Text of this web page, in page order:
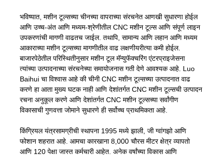
भविष्यात, मशीन टूल्सच्या चीनच्या वापराच्या संरचनेत आणखी सुधारणा होईल
आणि उच्च-अंत आणि मध्यम-श्रेणीतील CNC मशीन टूल्स आणि संपूर्ण लाइन
उपकरणांची मागणी वाढतच जाईल. तथापि, सामान्य आणि लहान आणि मध्यम
आकाराच्या मशीन टूल्सच्या मागणीतील वाढ लक्षणीयरीत्या कमी होईल.
बाजारपेठेतील परिस्थितीनुसार मशीन टूल मॅन्युफॅक्चरिंग एंटरप्राइजेसना
त्यांच्या उत्पादनाच्या संरचनेच्या समायोजनास गती देणे आवश्यक आहे. Luo
Baihui चा विश्वास आहे की चीनी CNC मशीन टूल्सच्या उत्पादनात वाढ
करणे हा आता मुख्य घटक नाही आणि देशांतर्गत CNC मशीन टूल्सची उत्पादन
रचना अनुकूल करणे आणि देशांतर्गत CNC मशीन टूल्सच्या सर्वांगीण
विकासाची गुणवत्ता जोमाने सुधारणे ही सर्वोच्च प्राथमिकता आहे.
किंग्रियल यंत्रसामग्रीची स्थापना 1995 मध्ये झाली, जी ग्वांगझो आणि
फोशान शहरात आहे. आमचा कारखाना 8,000 चौरस मीटर क्षेत्र व्यापतो
आणि 120 पेक्षा जास्त कर्मचारी आहेत. अनेक वर्षांच्या विकास आणि